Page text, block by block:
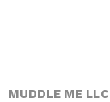
MUDDLE ME LLC